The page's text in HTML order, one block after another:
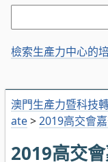
澳門生產力暨科技
ate>2019高交會
2019高交
檢索生產力中心的